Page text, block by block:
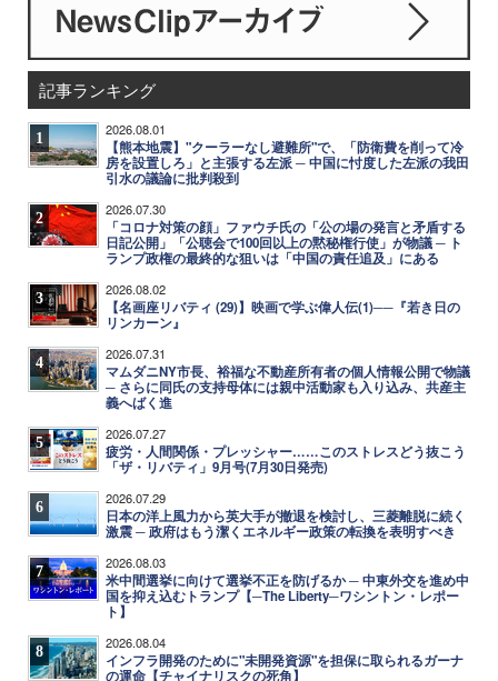
記事ランキング
1 2026.08.01
【熊本地震】"クーラーなし避難所"で、「防衛費を削って冷
房を設置しろ」と主張する左派 ─ 中国に忖度した左派の我田
引水の議論に批判殺到
2 2026.07.30
「コロナ対策の顔」ファウチ氏の「公の場の発言と矛盾する
日記公開」「公聴会で100回以上の黙秘権行使」が物議 ─ ト
ランプ政権の最終的な狙いは「中国の責任追及」にある
3 2026.08.02
【名画座リバティ (29)】映画で学ぶ偉人伝(1)──『若き日の
リンカーン』
4 2026.07.31
マムダニNY市長、裕福な不動産所有者の個人情報公開で物議
─ さらに同氏の支持母体には親中活動家も入り込み、共産主
義へばく進
5 2026.07.27
疲労・人間関係・プレッシャー……このストレスどう抜こう
「ザ・リバティ」9月号(7月30日発売)
6 2026.07.29
日本の洋上風力から英大手が撤退を検討し、三菱離脱に続く
激震 ─ 政府はもう潔くエネルギー政策の転換を表明すべき
7 2026.08.03
米中間選挙に向けて選挙不正を防げるか ─ 中東外交を進め中
国を抑え込むトランプ【─The Liberty─ワシントン・レポー
ト】
8 2026.08.04
インフラ開発のために"未開発資源"を担保に取られるガーナ
の運命【チャイナリスクの死角】